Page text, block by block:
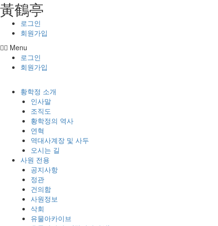
콘텐츠로
건너뛰기
⿈鶴亭
로그인
회원가입
Menu
로그인
회원가입
황학정 소개
인사말
조직도
황학정의 역사
연혁
역대사계장 및 사두
오시는 길
사원 전용
공지사항
정관
건의함
사원정보
삭회
유물아카이브